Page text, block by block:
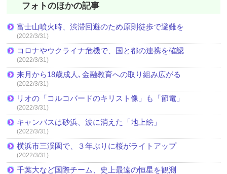
フォトのほかの記事
富士山噴火時、渋滞回避のため原則徒歩で避難を
(2022/3/31)
コロナやウクライナ危機で、国と都の連携を確認
(2022/3/31)
来月から18歳成人､金融教育への取り組み広がる
(2022/3/31)
リオの「コルコバードのキリスト像」も「節電」
(2022/3/31)
キャンバスは砂浜、波に消えた「地上絵」
(2022/3/31)
横浜市三渓園で、３年ぶりに桜がライトアップ
(2022/3/31)
千葉大など国際チーム、史上最遠の恒星を観測